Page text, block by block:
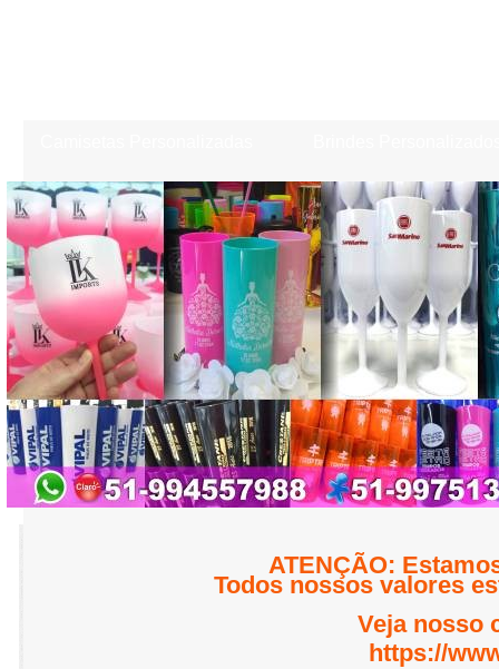
ATENÇÃO:
Todos nossos valores
Veja nosso
https://